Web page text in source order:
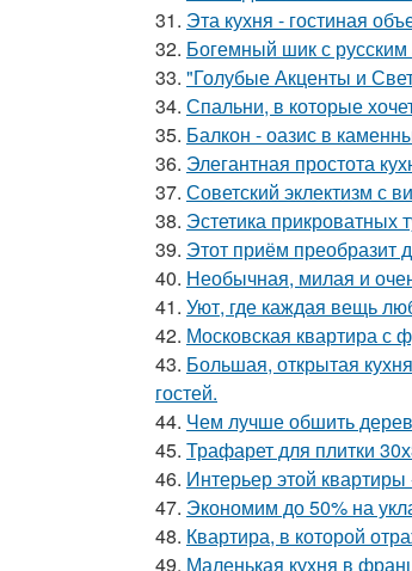
31. Эта кухня - гостиная
32. Богемный шик с русским
33. "Голубые Акценты и
34. Спальни, в которые
35. Балкон - оазис в
36. Элегантная простота
37. Советский эклектизм с
38. Эстетика прикроватных
39. Этот приём преобразит
40. Необычная, милая и
41. Уют, где каждая вещь
42. Московская квартира с
43. Большая, открытая
гостей.
44. Чем лучше обшить
45. Трафарет для плитки
46. Интерьер этой квартиры
47. Экономим до 50% на
48. Квартира, в которой
49. Маленькая кухня в